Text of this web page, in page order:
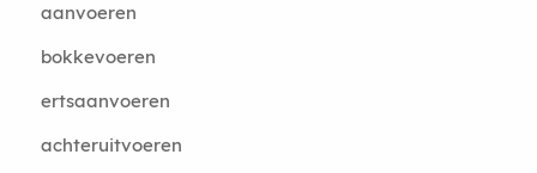
aanvoeren
bokkevoeren
ertsaanvoeren
achteruitvoeren